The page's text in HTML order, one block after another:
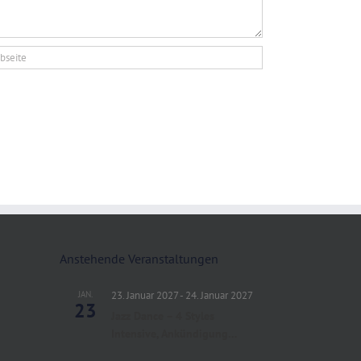
Anstehende Veranstaltungen
JAN.
23
23. Januar 2027- 24. Januar 2027